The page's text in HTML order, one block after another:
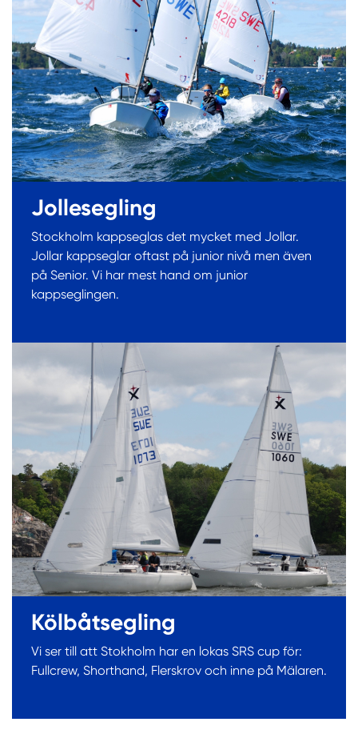
Jollesegling
Stockholm kappseglas det mycket med Jollar.
Jollar kappseglar oftast på junior nivå men även
på Senior. Vi har mest hand om junior
kappseglingen.
Kölbåtsegling
Vi ser till att Stokholm har en lokas SRS cup för:
Fullcrew, Shorthand, Flerskrov och inne på Mälaren.